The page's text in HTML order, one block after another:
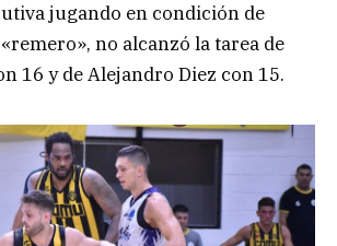
jugando en condición de
no alcanzó la tarea de
16 y de Alejandro Diez con 15.